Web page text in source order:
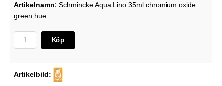
Artikelnamn: Schmincke Aqua Lino 35ml chromium oxide
green hue
Köp
Artikelbild: